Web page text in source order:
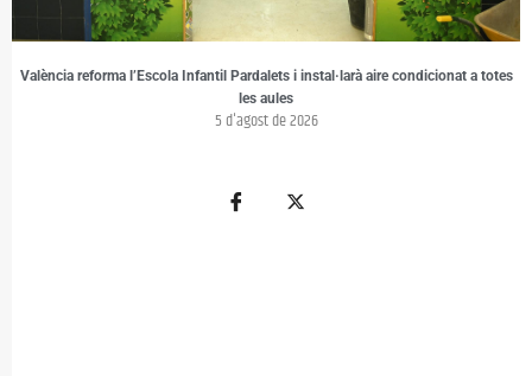
València reforma l’Escola Infantil Pardalets i instal·larà aire condicionat a totes
les aules
5 d'agost de 2026